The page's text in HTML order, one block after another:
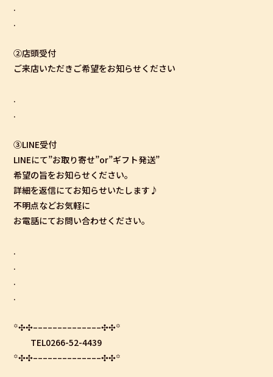
.
.
②店頭受付
ご来店いただきご希望をお知らせください
.
.
③LINE受付
LINEにて”お取り寄せ”or”ギフト発送”
希望の旨をお知らせください。
詳細を返信にてお知らせいたします♪
不明点などお気軽に
お電話にてお問い合わせください。
.
.
.
.
꙳✣✣­­–­­–­­–­­–­­–­­–­­–­­–­­–­­–­­–­­–­­–­­–✣✣꙳
TEL0266-52-4439
꙳✣✣­­–­­–­­–­­–­­–­­–­­–­­–­­–­­–­­–­­–­­–­­–✣✣꙳